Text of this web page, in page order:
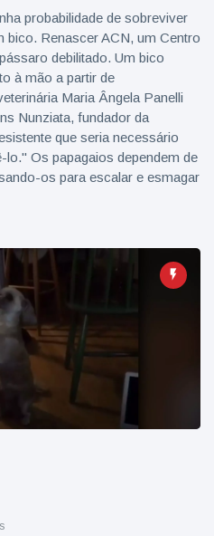
probabilidade de sobreviver
bico. Renascer ACN, um Centro
debilitado. Um bico
à mão a partir de
Maria Ângela Panelli
Nunziata, fundador da
que seria necessário
Os papagaios dependem de
os para escalar e esmagar